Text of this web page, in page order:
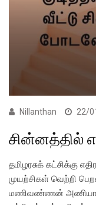
Nillanthan 22/
சின்னத்தில்
தமிழரசுக் கட்சிக்கு
முயற்சிகள் வெற்றி
மணிவண்ணன்